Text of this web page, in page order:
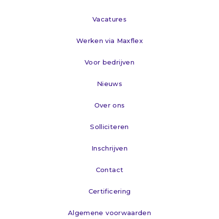
Vacatures
Werken via Maxflex
Voor bedrijven
Nieuws
Over ons
Solliciteren
Inschrijven
Contact
Certificering
Algemene voorwaarden